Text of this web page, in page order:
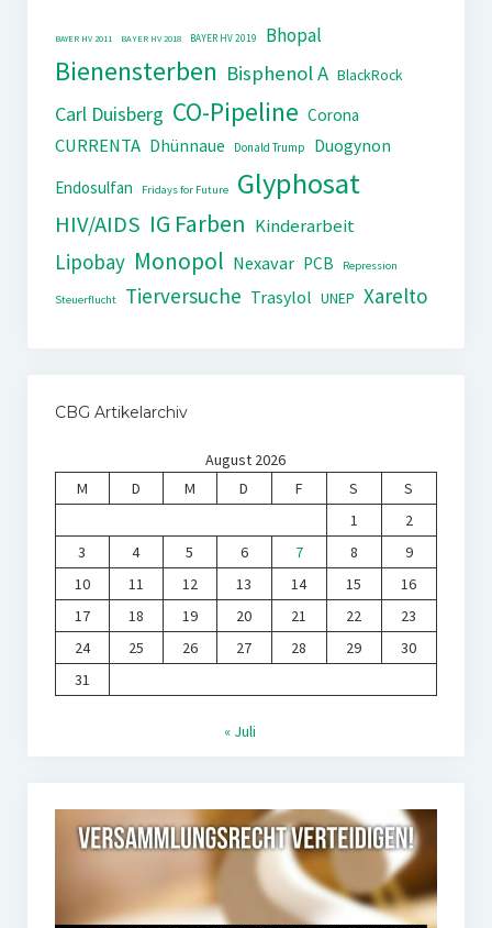
BAYER HV 2011 BAYER HV 2018 BAYER HV 2019 Bhopal
Bienensterben Bisphenol A BlackRock
Carl Duisberg CO-Pipeline Corona
CURRENTA Dhünnaue Donald Trump
Duogynon
Endosulfan
Fridays for Future Glyphosat
HIV/AIDS IG Farben Kinderarbeit
Lipobay Monopol Nexavar PCB Repression
Steuerflucht Tierversuche Trasylol UNEP Xarelto
CBG Artikelarchiv
August 2026
M
D M D F S
S
1
2
3
4 5 6 7 8
9
10
11 12 13 14 15
16
17
18 19 20 21 22
23
24
25 26 27 28 29
30
31
« Juli